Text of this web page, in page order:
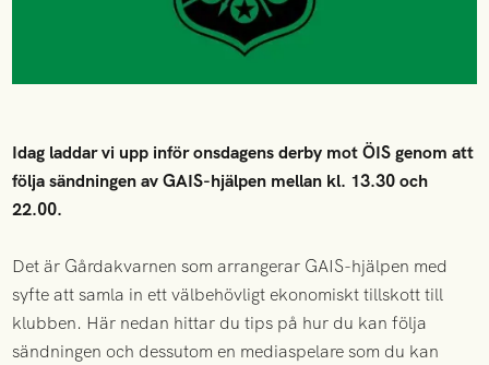
Idag laddar vi upp inför onsdagens derby mot ÖIS genom att
följa sändningen av GAIS-hjälpen mellan kl. 13.30 och
22.00.
Det är Gårdakvarnen som arrangerar GAIS-hjälpen med
syfte att samla in ett välbehövligt ekonomiskt tillskott till
klubben. Här nedan hittar du tips på hur du kan följa
sändningen och dessutom en mediaspelare som du kan